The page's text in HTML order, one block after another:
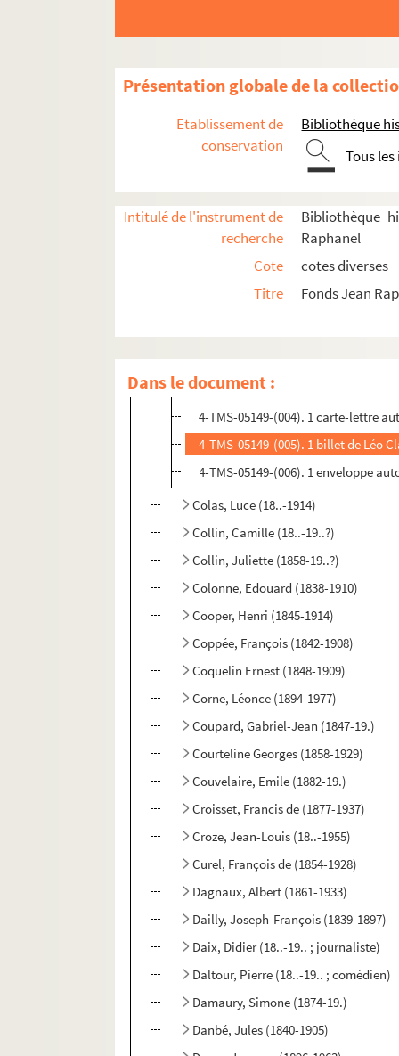
Présentation globale de la
Etablissement de
conservation
Bibliothèque
Tous
Intitulé de l'instrument de
recherche
Bibliothèque
Raphanel
Cote
cotes diverses
Titre
Fonds Jean
Dans le document :
Champion, Edouard (1882-1938)
Chantavoine, Henri (1850-1918)
Chapuis, Auguste (1858-1933)
Charlesky, Suzanne (1....-19.)
Charpentier, Eugène (19..?-19..?)
Chelles, Paul (1844-1916)
Chéreau, Claude (1883-19.)
Chiron, E. (18..-19.. ; journaliste)
Claretie, Léo (1862-1924)
4-TMS-05149-(001-003). 3 cartes
4-TMS-05149-(004). 1 carte-lettre
4-TMS-05149-(005). 1 billet de Léo
4-TMS-05149-(006). 1 enveloppe
Colas, Luce (18..-1914)
Collin, Camille (18..-19..?)
Collin, Juliette (1858-19..?)
Colonne, Edouard (1838-1910)
Cooper, Henri (1845-1914)
Coppée, François (1842-1908)
Coquelin Ernest (1848-1909)
Corne, Léonce (1894-1977)
Coupard, Gabriel-Jean (1847-19.)
Courteline Georges (1858-1929)
Couvelaire, Emile (1882-19.)
Croisset, Francis de (1877-1937)
Croze, Jean-Louis (18..-1955)
Curel, François de (1854-1928)
Dagnaux, Albert (1861-1933)
Dailly, Joseph-François (1839-1897)
Daix, Didier (18..-19.. ; journaliste)
Daltour, Pierre (18..-19.. ; comédien)
Damaury, Simone (1874-19.)
Danbé, Jules (1840-1905)